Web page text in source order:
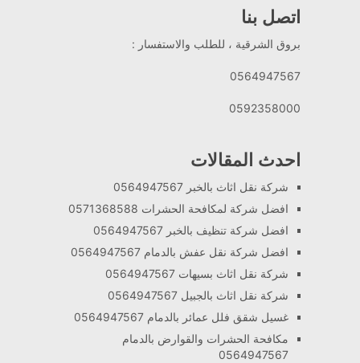
اتصل بنا
بروق الشرقية ، للطلب والاستفسار :
0564947567
0592358000
احدث المقالات
شركة نقل اثاث بالخبر 0564947567
افضل شركة لمكافحة الحشرات 0571368588
افضل شركة تنظيف بالخبر 0564947567
افضل شركة نقل عفش بالدمام 0564947567
شركة نقل اثاث بسيهات 0564947567
شركة نقل اثاث بالجبيل 0564947567
غسيل شقق فلل عمائر بالدمام 0564947567
مكافحة الحشرات والقوارض بالدمام
0564947567